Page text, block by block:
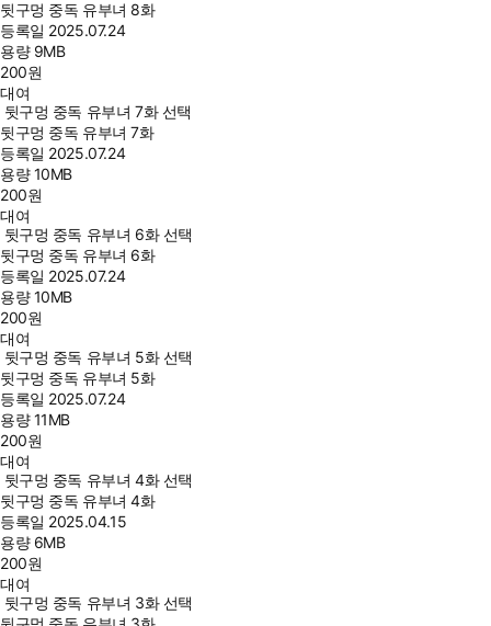
뒷구멍 중독 유부녀 8화
등록일 2025.07.24
용량 9MB
200원
대여
뒷구멍 중독 유부녀 7화 선택
뒷구멍 중독 유부녀 7화
등록일 2025.07.24
용량10MB
200원
대여
뒷구멍 중독 유부녀 6화 선택
뒷구멍 중독 유부녀 6화
등록일 2025.07.24
용량10MB
200원
대여
뒷구멍 중독 유부녀 5화 선택
뒷구멍 중독 유부녀 5화
등록일 2025.07.24
용량11MB
200원
대여
뒷구멍 중독 유부녀 4화 선택
뒷구멍 중독 유부녀 4화
등록일 2025.04.15
용량 6MB
200원
대여
뒷구멍 중독 유부녀 3화 선택